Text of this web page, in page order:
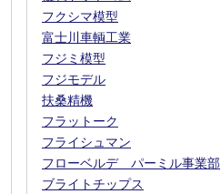
フクシマ模型
富士川車輌工業
フジミ模型
フジモデル
扶桑精機
フラットーク
フライシュマン
フローベルデ パーミル事業部
ブライトチップス